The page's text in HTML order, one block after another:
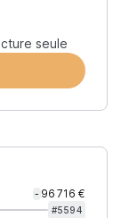
seule
- 96 716 €
#5594